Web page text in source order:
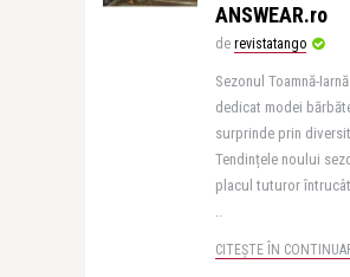
ANSWEAR.ro
de revistatango
Sezonul Toamnă-
dedicat modei
surprinde prin
Tendințele noului
placul tuturor
..
CITEȘTE ÎN